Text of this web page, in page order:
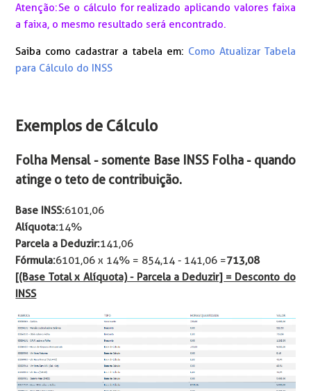
Atenção: Se o cálculo for realizado aplicando valores faixa
a faixa, o mesmo resultado será encontrado.
Saiba como cadastrar a tabela em: Como Atualizar Tabela
para Cálculo do INSS
Exemplos de Cálculo
Folha Mensal - somente Base INSS Folha - quando
atinge o teto de contribuição.
Base INSS:6101,06
Alíquota:14%
Parcela a Deduzir:141,06
Fórmula:6101,06 x 14% = 854,14 - 141,06 =713,08
[(Base Total x Alíquota) - Parcela a Deduzir] = Desconto do
INSS